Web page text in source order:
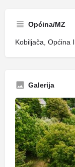
Općina/MZ
Kobiljača, Općina
Galerija